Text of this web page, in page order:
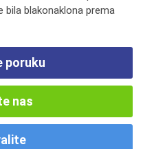
blakonaklona prema
poruku
nas